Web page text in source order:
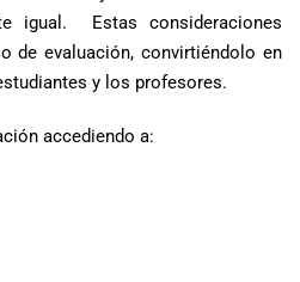
igual. Estas consideraciones
de evaluación, convirtiéndolo en
y los profesores.
accediendo a: